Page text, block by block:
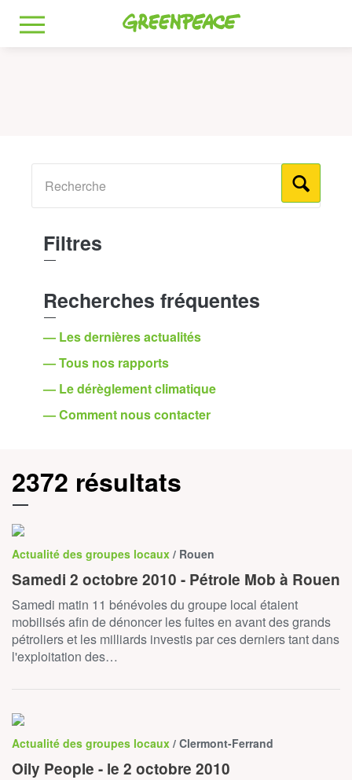
Greenpeace
MENU
Filtres
Recherches fréquentes
— Les dernières actualités
— Tous nos rapports
— Le dérèglement climatique
— Comment nous contacter
2372 résultats
Actualité des groupes locaux / Rouen
Samedi 2 octobre 2010 - Pétrole Mob à Rouen
Samedi matin 11 bénévoles du groupe local étaient
mobilisés afin de dénoncer les fuites en avant des grands
pétroliers et les milliards investis par ces derniers tant dans
l'exploitation des…
Actualité des groupes locaux / Clermont-Ferrand
Oily People - le 2 octobre 2010